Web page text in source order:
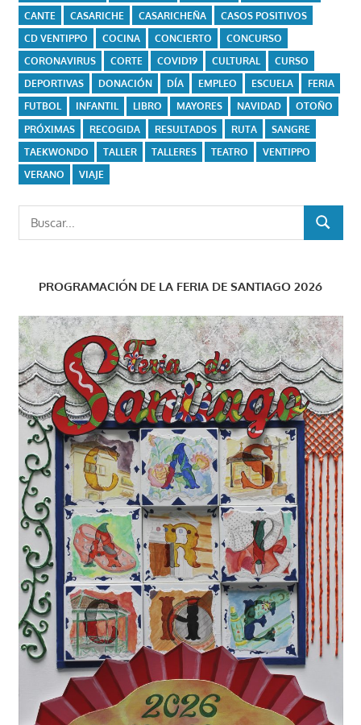
CANTE
CASARICHE CASARICHEÑA
CASOS POSITIVOS
CD VENTIPPO
COCINA CONCIERTO
CONCURSO
CORONAVIRUS
CORTE COVID19 CULTURAL
CURSO
DEPORTIVAS
DONACIÓN DÍA EMPLEO ESCUELA
FERIA
FUTBOL
INFANTIL LIBRO MAYORES NAVIDAD
OTOÑO
PRÓXIMAS
RECOGIDA RESULTADOS RUTA
SANGRE
TAEKWONDO
TALLER TALLERES TEATRO
VENTIPPO
VERANO
VIAJE
BUSCAR
PROGRAMACIÓN DE LA FERIA DE SANTIAGO 2026